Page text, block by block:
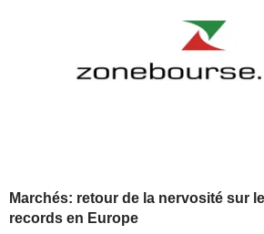
Marchés: retour de la nervosité sur
records en Europe